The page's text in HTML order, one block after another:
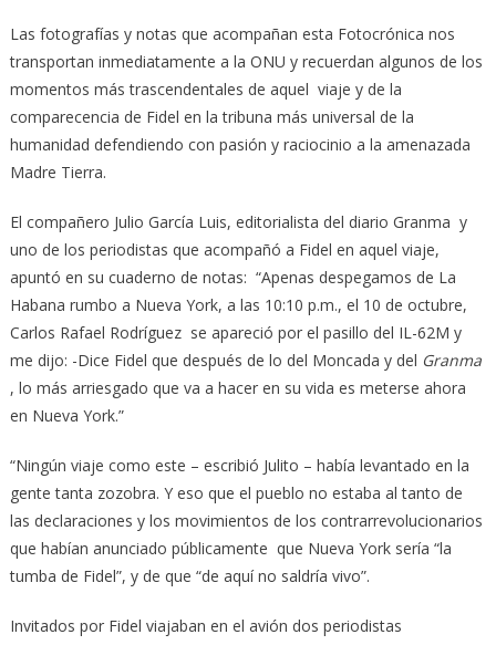
Las fotografías y notas que acompañan esta Fotocrónica nos
transportan inmediatamente a la ONU y recuerdan algunos de los
momentos más trascendentales de aquel viaje y de la
comparecencia de Fidel en la tribuna más universal de la
humanidad defendiendo con pasión y raciocinio a la amenazada
Madre Tierra.
El compañero Julio García Luis, editorialista del diario Granma y
uno de los periodistas que acompañó a Fidel en aquel viaje,
apuntó en su cuaderno de notas: “Apenas despegamos de La
Habana rumbo a Nueva York, a las 10:10 p.m., el 10 de octubre,
Carlos Rafael Rodríguez se apareció por el pasillo del IL-62M y
me dijo: -Dice Fidel que después de lo del Moncada y del Granma
, lo más arriesgado que va a hacer en su vida es meterse ahora
en Nueva York.”
“Ningún viaje como este – escribió Julito – había levantado en la
gente tanta zozobra. Y eso que el pueblo no estaba al tanto de
las declaraciones y los movimientos de los contrarrevolucionarios
que habían anunciado públicamente que Nueva York sería “la
tumba de Fidel”, y de que “de aquí no saldría vivo”.
Invitados por Fidel viajaban en el avión dos periodistas